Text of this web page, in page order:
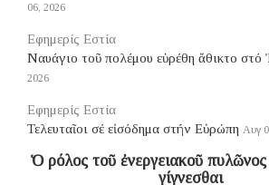
06, 2026
Εφημερίς Εστία
Ναυάγιο τοῦ πολέμου εὑρέθη ἄθικτο στό
2026
Εφημερίς Εστία
Τελευταῖοι σέ εἰσόδημα στήν Εὐρώπη Αυγ
Ὁ ρόλος τοῦ ἐνεργειακοῦ πυλῶνος
γίγνεσθαι